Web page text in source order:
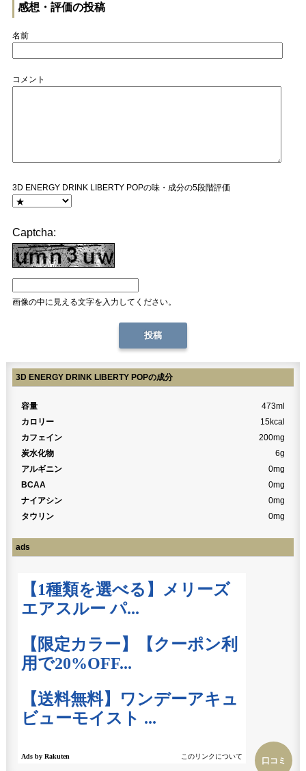
感想・評価の投稿
名前
コメント
3D ENERGY DRINK LIBERTY POPの味・成分の5段階評価
Captcha:
画像の中に見える文字を入力してください。
口コミ
3D ENERGY DRINK LIBERTY POPの成分
容量
473ml
カロリー
15kcal
カフェイン
200mg
炭水化物
6g
アルギニン
0mg
BCAA
0mg
ナイアシン
0mg
タウリン
0mg
ads